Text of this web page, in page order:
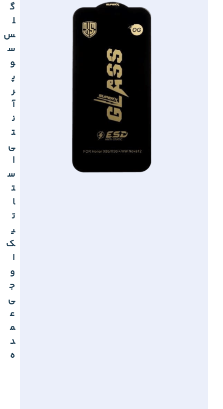
گ
ل
س
س
و
پ
ر
آ
ن
ت
ی
ا
س
ت
ا
ت
ی
ک
ا
و
ج
ی
ع
م
د
ه